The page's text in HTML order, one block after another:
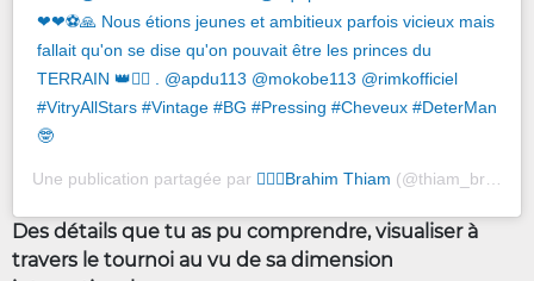
❤❤⚽️🙏 Nous étions jeunes et ambitieux parfois vicieux mais
fallait qu'on se dise qu'on pouvait être les princes du
TERRAIN 👑🙋‍♂️ . @apdu113 @mokobe113 @rimkofficiel
#VitryAllStars #Vintage #BG #Pressing #Cheveux #DeterMan
🤓
Une publication partagée par 🙋🏿‍♂️Brahim Thiam (@thiam_brahim) le
Des détails que tu as pu comprendre, visualiser à
travers le tournoi au vu de sa dimension